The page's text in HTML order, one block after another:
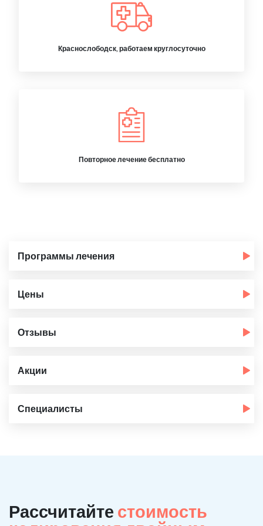
Краснослободск, работаем круглосуточно
Повторное лечение бесплатно
Программы лечения
Цены
Отзывы
Акции
Специалисты
Рассчитайте стоимость